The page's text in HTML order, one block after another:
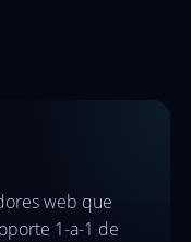
web que
1-a-1 de